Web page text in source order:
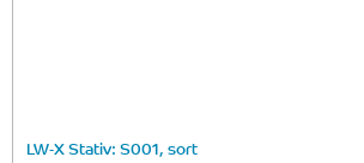
LW-X Stativ: S001, sort